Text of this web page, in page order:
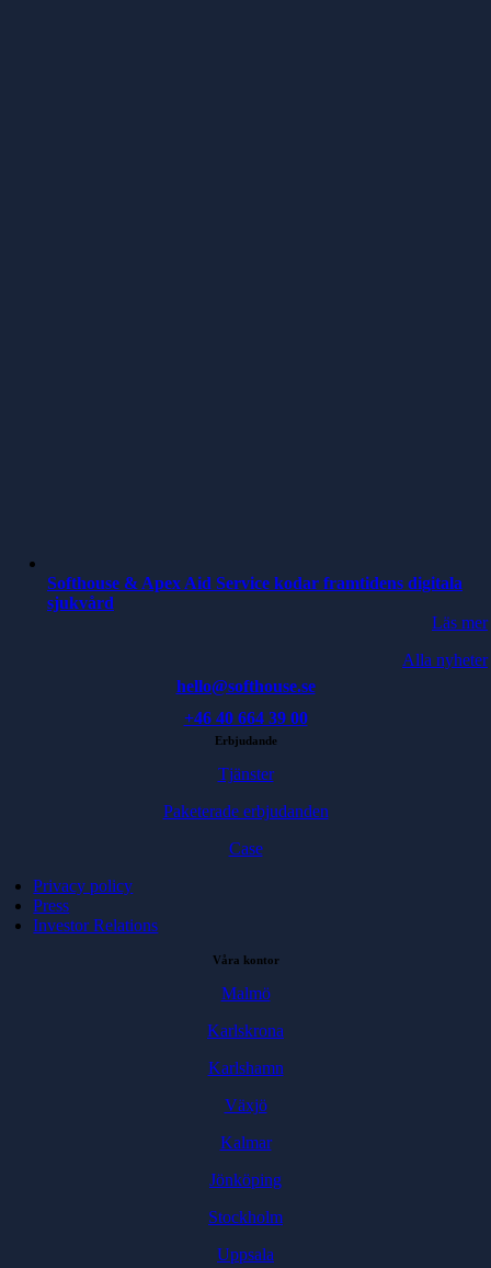
Softhouse & Apex Aid Service kodar framtidens digitala
sjukvård
Läs mer
Alla nyheter
hello@softhouse.se
+46 40 664 39 00
Erbjudande
Tjänster
Paketerade erbjudanden
Case
Privacy policy
Press
Investor Relations
Våra kontor
Malmö
Karlskrona
Karlshamn
Växjö
Kalmar
Jönköping
Stockholm
Uppsala